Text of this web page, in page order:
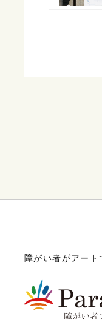
障がい者がアー